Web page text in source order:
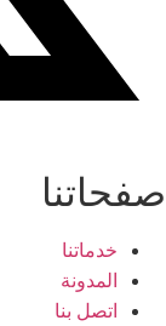
صفحاتنا
خدماتنا
المدونة
اتصل بنا